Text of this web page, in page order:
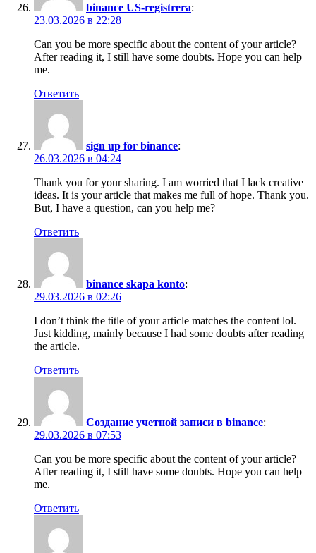
binance US-registrera:
23.03.2026 в 22:28
Can you be more specific about the content of your article?
After reading it, I still have some doubts. Hope you can help
me.
Ответить
sign up for binance:
26.03.2026 в 04:24
Thank you for your sharing. I am worried that I lack creative
ideas. It is your article that makes me full of hope. Thank you.
But, I have a question, can you help me?
Ответить
binance skapa konto:
29.03.2026 в 02:26
I don’t think the title of your article matches the content lol.
Just kidding, mainly because I had some doubts after reading
the article.
Ответить
Создание учетной записи в binance:
29.03.2026 в 07:53
Can you be more specific about the content of your article?
After reading it, I still have some doubts. Hope you can help
me.
Ответить